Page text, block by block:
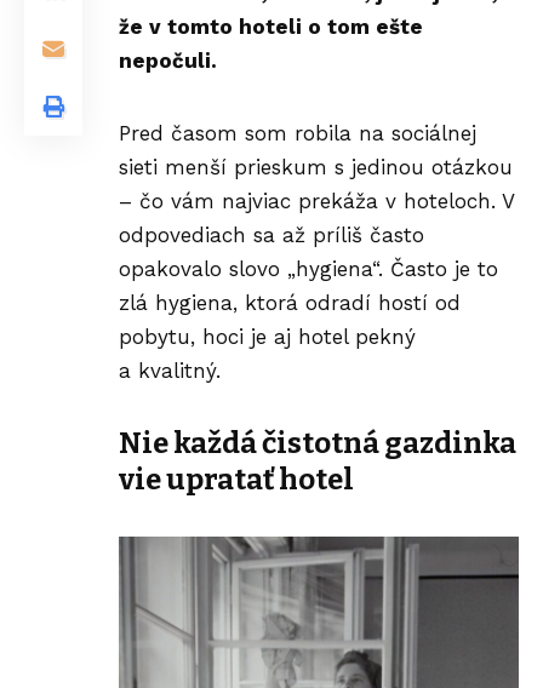
že v tomto hoteli o tom ešte
nepočuli.
Pred časom som robila na sociálnej
sieti menší prieskum s jedinou otázkou
– čo vám najviac prekáža v hoteloch. V
odpovediach sa až príliš často
opakovalo slovo „hygiena“. Často je to
zlá hygiena, ktorá odradí hostí od
pobytu, hoci je aj hotel pekný
a kvalitný.
Nie každá čistotná gazdinka
vie upratať hotel